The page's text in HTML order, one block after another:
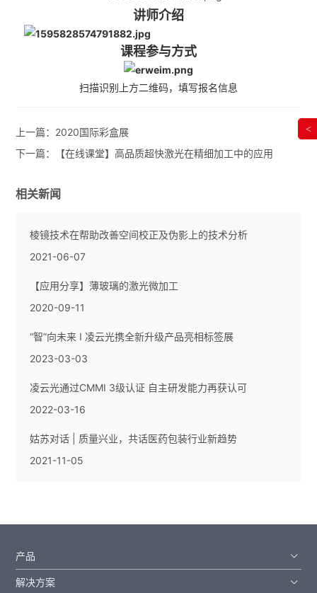
讲师介绍
课程参与方式
扫描识别上方二维码，填写报名信息
上一篇： 2020国际彩盒展
下一篇：
【在线课堂】高品质超快激光在精细加工中的应用
相关新闻
棱镜技术在帮助改善空间校正及伪影上的技术分析
2021-06-07
【应用分享】薄玻璃的激光微加工
2020-09-11
“智”向未来 I 凌云光携全新升级产品亮相标签展
2023-03-03
凌云光通过CMMI 3级认证 自主研发能力再获认可
2022-03-16
姑苏对话 | 质量兴业，共话医药包装行业新趋势
2021-11-05
产品
解决方案
<